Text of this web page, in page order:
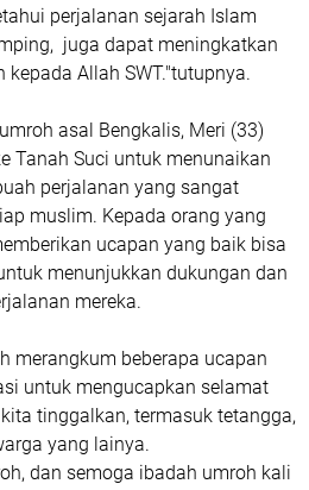
perjalanan sejarah Islam
juga dapat meningkatkan
Allah SWT."tutupnya.
asal Bengkalis, Meri (33)
Tanah Suci untuk menunaikan
perjalanan yang sangat
muslim. Kepada orang yang
ucapan yang baik bisa
menunjukkan dukungan dan
mereka.
merangkum beberapa ucapan
untuk mengucapkan selamat
tinggalkan, termasuk tetangga,
yang lainya.
dan semoga ibadah umroh kali